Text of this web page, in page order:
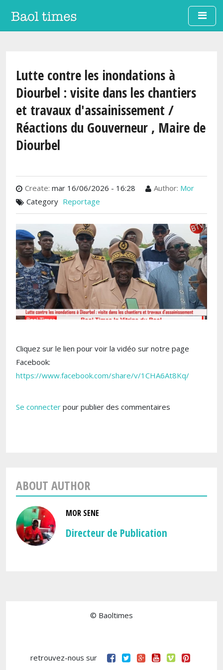
Aller au contenu principal
Lutte contre les inondations à
Diourbel : visite dans les chantiers
et travaux d'assainissement /
Réactions du Gouverneur , Maire de
Diourbel
Create: mar 16/06/2026 - 16:28 Author: Mor
Category Reportage
Cliquez sur le lien pour voir la vidéo sur notre page
Facebook:
https://www.facebook.com/share/v/1CHA6At8Kq/
Se connecter pour publier des commentaires
ABOUT AUTHOR
MOR SENE
Directeur de Publication
© Baoltimes
retrouvez-nous sur